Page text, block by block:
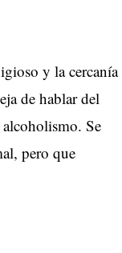
y la cercanía
de hablar del
alcoholismo. Se
pero que